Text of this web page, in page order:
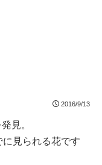
2016/9/13
見。
見られる花です